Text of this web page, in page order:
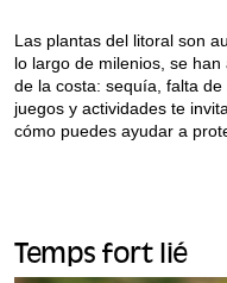
Las plantas del litoral son
lo largo de milenios, se
de la costa: sequía, falta
juegos y actividades te
cómo puedes ayudar a
Temps fort lié